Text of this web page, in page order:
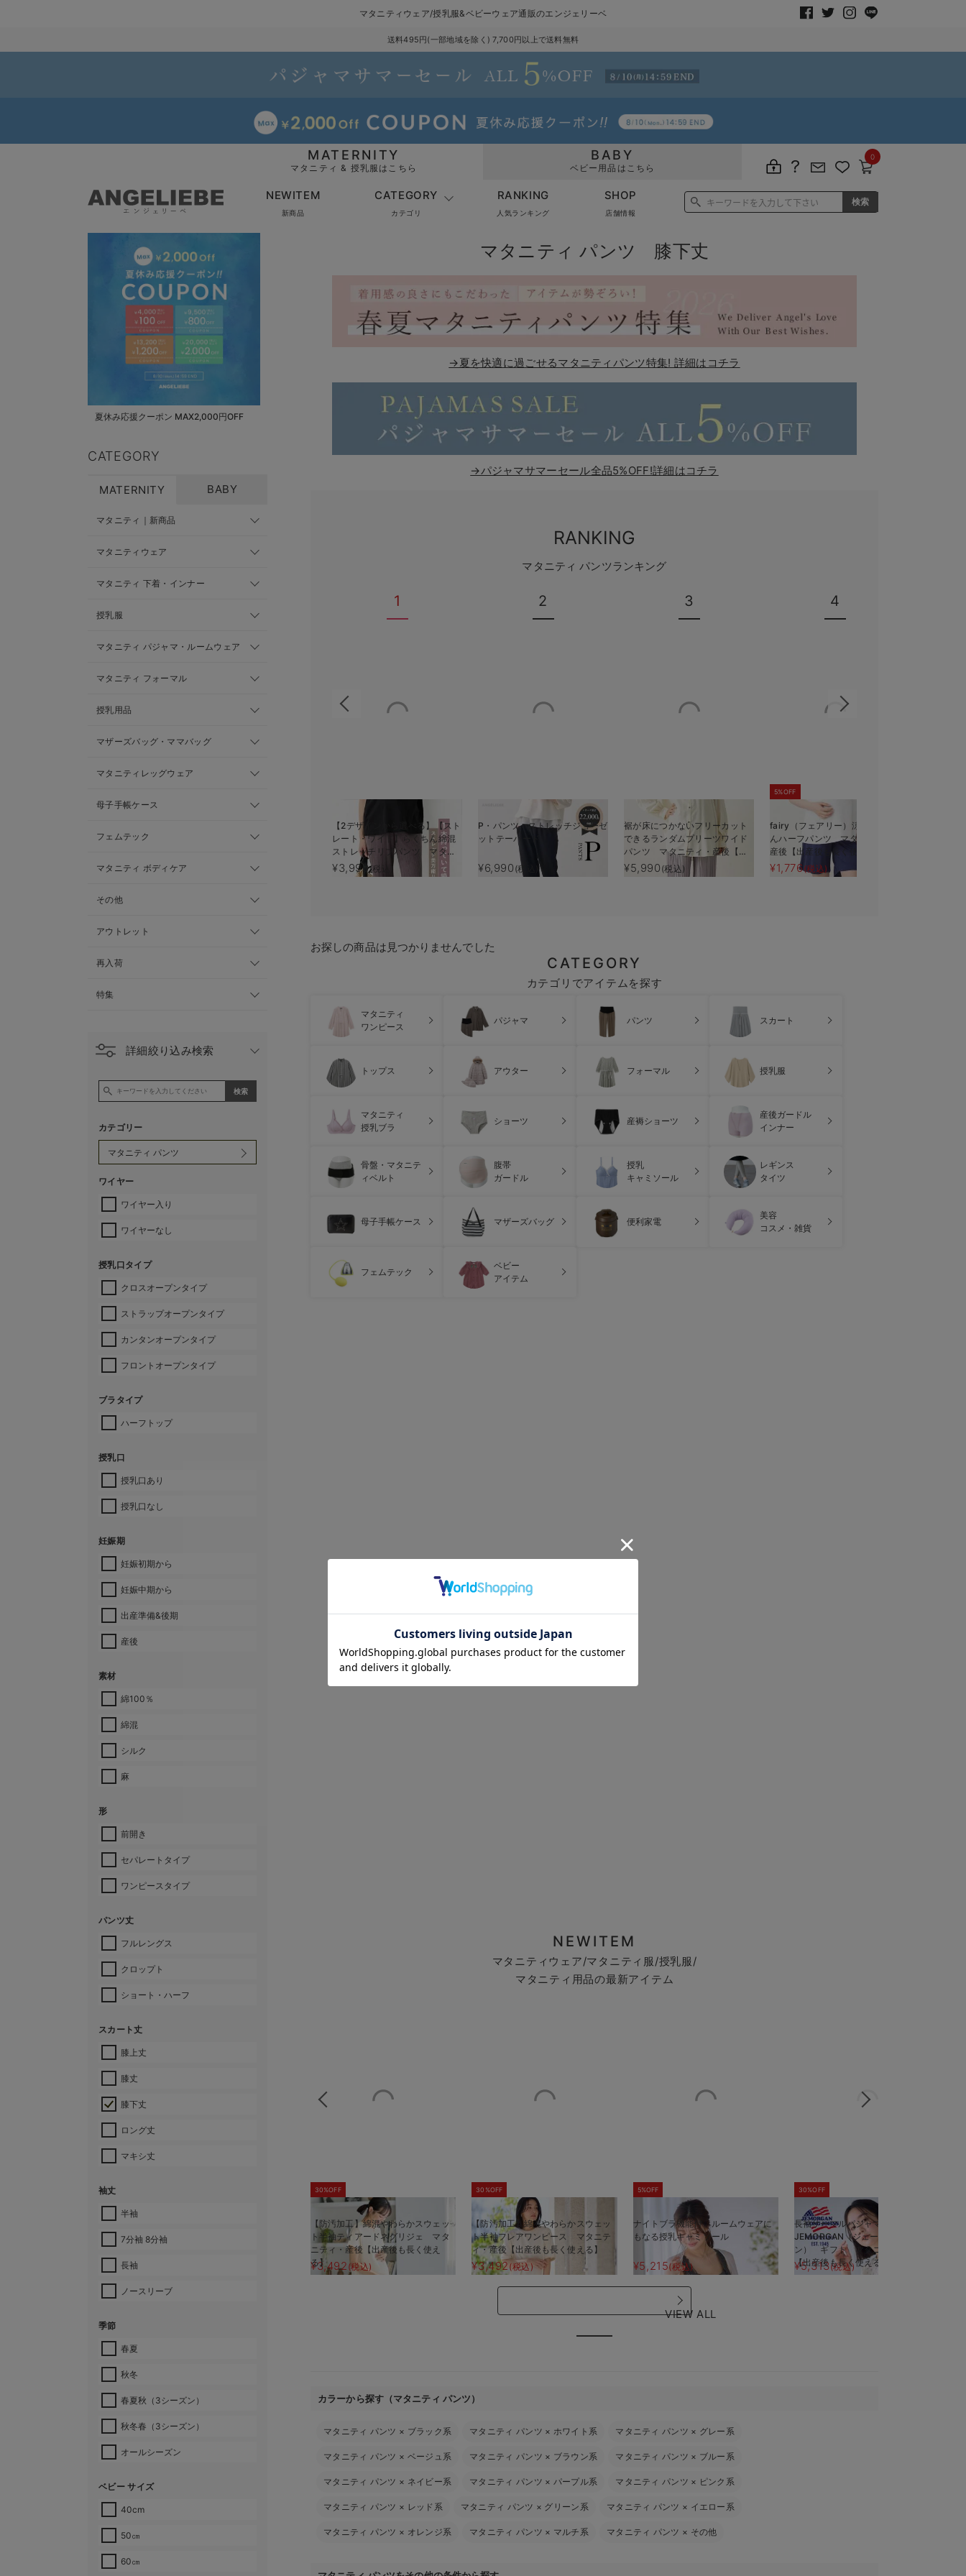
マタニティウェア/授乳服&ベビーウェア通販のエンジェリーベ
送料495円(一部地域を除く) 7,700円以上で送料無料
MATERNITY
マタニティ & 授乳服はこちら
BABY
ベビー用品はこちら
0
NEWITEM
新商品
CATEGORY
カテゴリ
RANKING
人気ランキング
SHOP
店舗情報
夏休み応援クーポン MAX2,000円OFF
CATEGORY
MATERNITY BABY
マタニティ｜新商品
マタニティウェア
マタニティ 下着・インナー
授乳服
マタニティ パジャマ・ルームウェア
マタニティ フォーマル
授乳用品
マザーズバッグ・ママバッグ
マタニティレッグウェア
母子手帳ケース
フェムテック
マタニティ ボディケア
その他
アウトレット
再入荷
特集
詳細絞り込み検索
カテゴリー
ワイヤー
ワイヤー入り
ワイヤーなし
授乳口タイプ
クロスオープンタイプ
ストラップオープンタイプ
カンタンオープンタイプ
フロントオープンタイプ
ブラタイプ
ハーフトップ
授乳口
授乳口あり
授乳口なし
妊娠期
妊娠初期から
妊娠中期から
出産準備&後期
産後
素材
綿100％
綿混
シルク
麻
形
前開き
セパレートタイプ
ワンピースタイプ
パンツ丈
フルレングス
クロップト
ショート・ハーフ
スカート丈
膝上丈
膝丈
膝下丈
ロング丈
マキシ丈
袖丈
半袖
7分袖 8分袖
長袖
ノースリーブ
季節
春夏
秋冬
春夏秋（3シーズン）
秋冬春（3シーズン）
オールシーズン
ベビー サイズ
40cm
50㎝
60㎝
マタニティ パンツ 膝下丈
→夏を快適に過ごせるマタニティパンツ特集! 詳細はコチラ
→パジャマサマーセール全品5%OFF!詳細はコチラ
RANKING
マタニティ パンツランキング
1
【2デザインから選べる】【スト
レート・ワイド】らくちん綿混
ストレッチリブパンツ マタニ
ティ・産後【出産後も長く使え
る】
¥3,990(税込)
2
P・パンツ ストレッチジョーゼ
ットテーパード
¥6,990 (税込)
3
裾が床につかないフリーカット
できるランダムプリーツワイド
パンツ マタニティ・産後【出
産後も長く使える】
¥5,990 (税込)
4
5%OFF
fairy（フェアリー）涼感らくち
んハーフパンツ マタニティ・
産後【出産後も長く使える】
¥1,776(税込)
お探しの商品は見つかりませんでした
CATEGORY
カテゴリでアイテムを探す
マタニティ
ワンピース
パジャマ パンツ スカート
トップス アウター フォーマル 授乳服
マタニティ
授乳ブラ
ショーツ 産褥ショーツ
産後ガードル
インナー
骨盤・マタニテ
ィベルト
腹帯
ガードル
授乳
キャミソール
レギンス
タイツ
母子手帳ケース マザーズバッグ 便利家電
美容
コスメ・雑貨
フェムテック
ベビー
アイテム
NEWITEM
マタニティウェア/マタニティ服/授乳服/
マタニティ用品の最新アイテム
30%OFF
【防汚加工】綿混やわらかスウェッ
ト半袖ティアードネグリジェ マタ
ニティ・産後【出産後も長く使え
る】
¥3,492 (税込)
30%OFF
【防汚加工】綿混やわらかスウェッ
ト半袖フレアワンピース マタニテ
ィ・産後【出産後も長く使える】
¥3,492(税込)
5%OFF
ナイトブラ機能付 ルームウェアに
もなる授乳キャミソール
¥5,215(税込)
30%OFF
長袖サーマルパジャマ3点セット
JEMORGAN（ジェーイーモーガ
ン） ギフト マタニティ・産後
【出産後も長く使える】
¥5,313 (税込)
VIEW ALL
カラーから探す（マタニティ パンツ）
マタニティ パンツ × ブラック系 マタニティ パンツ × ホワイト系 マタニティ パンツ × グレー系
マタニティ パンツ × ベージュ系 マタニティ パンツ × ブラウン系 マタニティ パンツ × ブルー系
マタニティ パンツ × ネイビー系 マタニティ パンツ × パープル系 マタニティ パンツ × ピンク系
マタニティ パンツ × レッド系 マタニティ パンツ × グリーン系 マタニティ パンツ × イエロー系
マタニティ パンツ × オレンジ系 マタニティ パンツ × マルチ系 マタニティ パンツ × その他
お気に入り商品を確認する